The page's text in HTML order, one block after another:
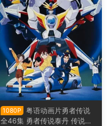
1080P
粤语动画片勇者传说
全46集 勇者传说泰丹 传说勇